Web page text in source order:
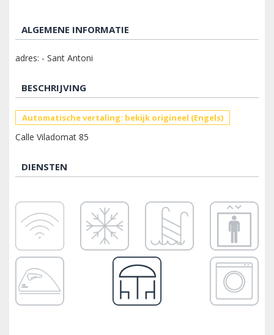
ALGEMENE INFORMATIE
adres: - Sant Antoni
BESCHRIJVING
Automatische vertaling: bekijk origineel (Engels)
Calle Viladomat 85
DIENSTEN